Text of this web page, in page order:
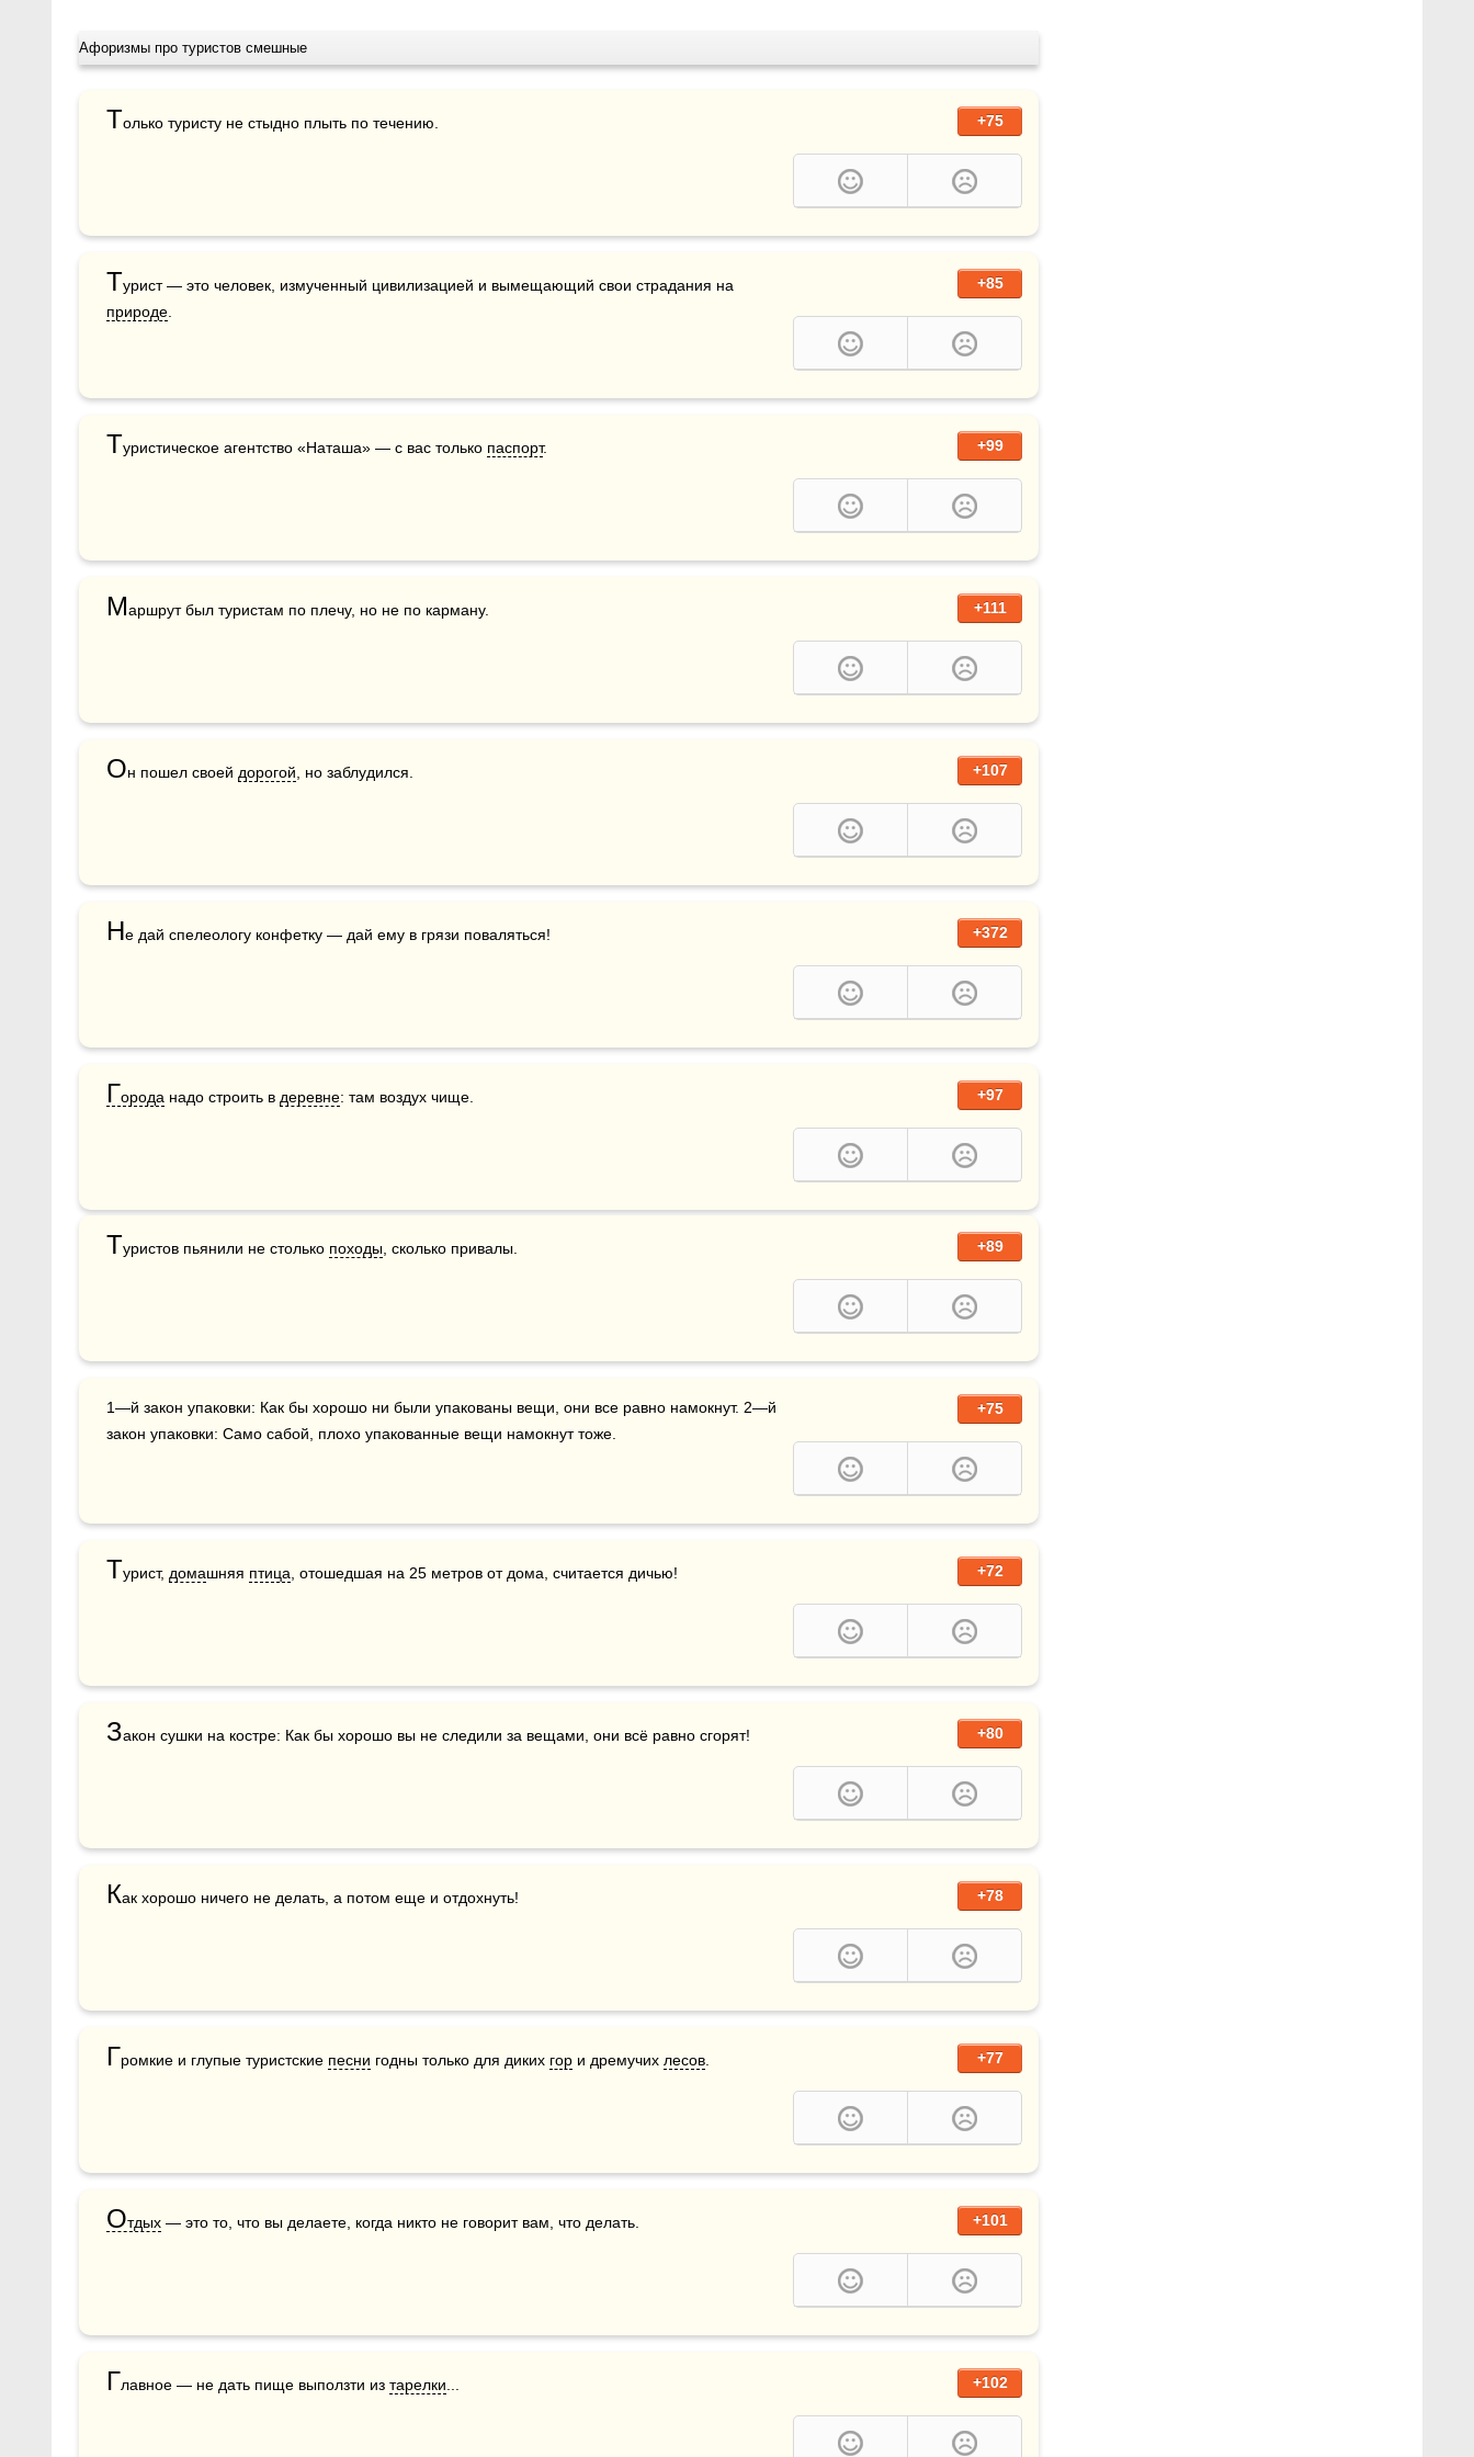
Афоризмы про туристов смешные
+75
Только туристу не стыдно плыть по течению.
+85
Т
природе
+99
Туристическое агентство «Наташа» — с вас только паспорт.
+111
Маршрут был туристам по плечу, но не по карману.
+107
Он пошел своей дорогой , но заблудился.
+372
Не дай спелеологу конфетку — дай ему в грязи поваляться!
+97
Города надо строить в деревне: там воздух чище.
+89
Туристов пьянили не столько походы , сколько привалы.
+75
1—й закон упаковки: Как бы хорошо ни были упакованы вещи, они все равно намокнут. 2—й
закон упаковки: Само сабой, плохо упакованные вещи намокнут тоже.
+72
Турист, домашняя птица , отошедшая на 25 метров от дома, считается дичью!
+80
Закон сушки на костре: Как бы хорошо вы не следили за вещами, они всё равно сгорят!
+78
Как хорошо ничего не делать, а потом еще и отдохнуть!
+77
Громкие и глупые туристские песни годны только для диких гор и дремучих лесов
+101
Отдых — это то, что вы делаете, когда никто не говорит вам, что делать.
+102
Главное — не дать пище выползти из тарелки